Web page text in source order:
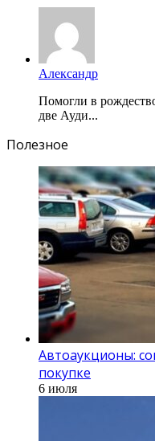
Александр
Помогли в
две Ауди...
Полезное
Автоаукционы:
покупке
6 июля